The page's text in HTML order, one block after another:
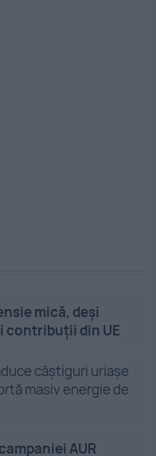
mică, deși
contribuții din UE
câștiguri uriașe
masiv energie de
AUR